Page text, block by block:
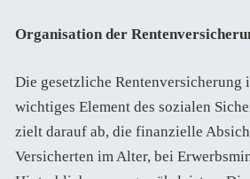
Organisation der
Die gesetzliche Rentenversicherung
wichtiges Element des sozialen
zielt darauf ab, die finanzielle
Versicherten im Alter, bei